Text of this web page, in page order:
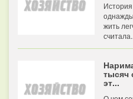
жить
тысяч
эт...